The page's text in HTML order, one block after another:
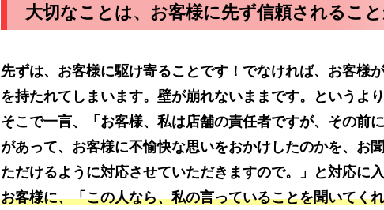
大切なことは、お客様に先ず信頼されるこ
先ずは、お客様に駆け寄ることです！でなければ、お客様
を持たれてしまいます。壁が崩れないままです。というよ
そこで一言、「お客様、私は店舗の責任者ですが、その前
があって、お客様に不愉快な思いをおかけしたのかを、お
ただけるように対応させていただきますので。」と対応に入
お客様に、「この人なら、私の言っていることを聞いてく